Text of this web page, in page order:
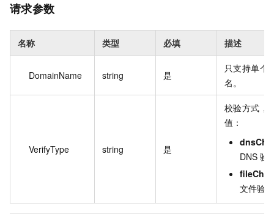
请求参数
名称 类型 必填 描述
DomainName string 是
只支持单个
名。
VerifyType string 是
校验方式，
值：
DNS 验
文件验